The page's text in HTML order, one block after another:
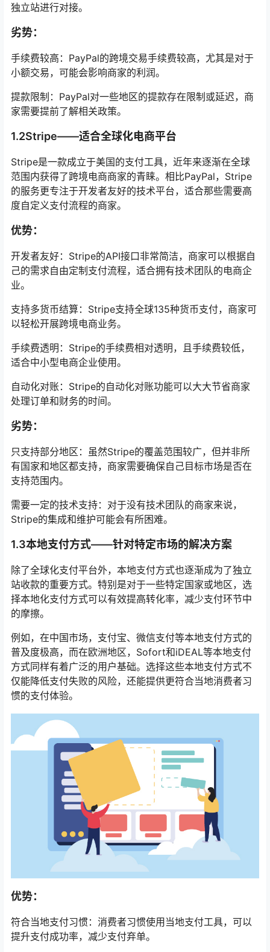
独立站进行对接。
劣势：
手续费较高：PayPal的跨境交易手续费较高，尤其是对于
小额交易，可能会影响商家的利润。
提款限制：PayPal对一些地区的提款存在限制或延迟，商
家需要提前了解相关政策。
1.2Stripe——适合全球化电商平台
Stripe是一款成立于美国的支付工具，近年来逐渐在全球
范围内获得了跨境电商商家的青睐。相比PayPal，Stripe
的服务更专注于开发者友好的技术平台，适合那些需要高
度自定义支付流程的商家。
优势：
开发者友好：Stripe的API接口非常简洁，商家可以根据自
己的需求自由定制支付流程，适合拥有技术团队的电商企
业。
支持多货币结算：Stripe支持全球135种货币支付，商家可
以轻松开展跨境电商业务。
手续费透明：Stripe的手续费相对透明，且手续费较低，
适合中小型电商企业使用。
自动化对账：Stripe的自动化对账功能可以大大节省商家
处理订单和财务的时间。
劣势：
只支持部分地区：虽然Stripe的覆盖范围较广，但并非所
有国家和地区都支持，商家需要确保自己目标市场是否在
支持范围内。
需要一定的技术支持：对于没有技术团队的商家来说，
Stripe的集成和维护可能会有所困难。
1.3本地支付方式——针对特定市场的解决方案
除了全球化支付平台外，本地支付方式也逐渐成为了独立
站收款的重要方式。特别是对于一些特定国家或地区，选
择本地化支付方式可以有效提高转化率，减少支付环节中
的摩擦。
例如，在中国市场，支付宝、微信支付等本地支付方式的
普及度极高，而在欧洲地区，Sofort和iDEAL等本地支付
方式同样有着广泛的用户基础。选择这些本地支付方式不
仅能降低支付失败的风险，还能提供更符合当地消费者习
惯的支付体验。
优势：
符合当地支付习惯：消费者习惯使用当地支付工具，可以
提升支付成功率，减少支付弃单。